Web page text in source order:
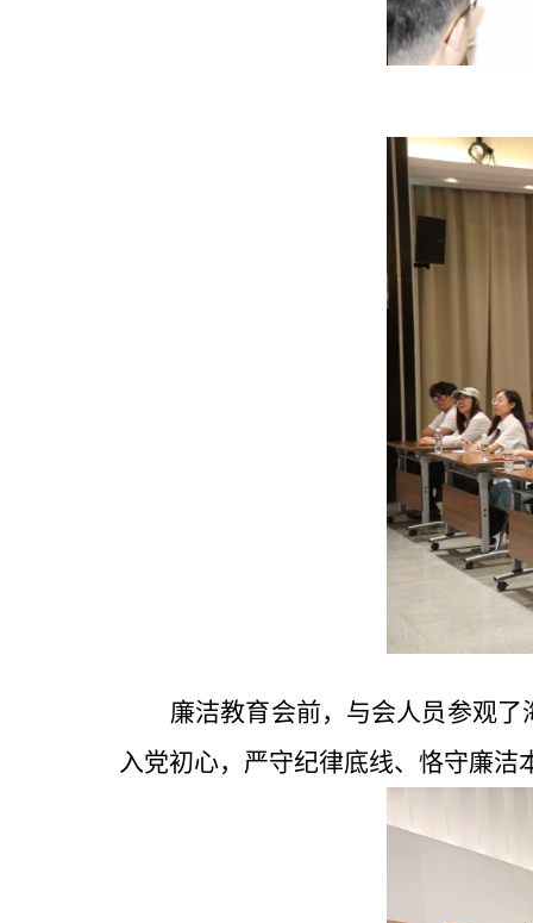
廉洁教育会前， 与会人员 参观了
入党初心，严守纪律底线、恪守廉